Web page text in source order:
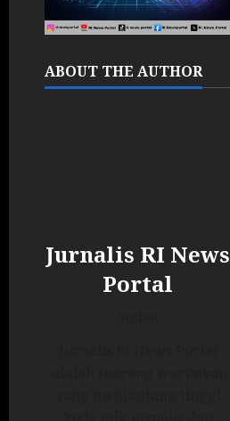
ABOUT THE AUTHOR
Jurnalis RI News
Portal